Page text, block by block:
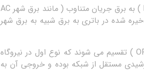
اینورتر ( Inverter )، به مبدلی گفته می شود که وظیفه آن تبدیل برق جریان مسقیم ( مانند برق ذخیره شده در باتری DC ) به برق جریان متناوب ( مانند برق شهر AC
شده در باتری به برق شبیه به برق شهر
اینورتر ها به دو دسته اینورتر متصل به شبکه ( ON-Grid Inverter ) و اینورتر های مستقل از شبکه ( OFF-Grid Inverter ) تقسیم می شوند که نوع اول در نیروگاه
مستقل از شبکه بوده و خروجی آن به